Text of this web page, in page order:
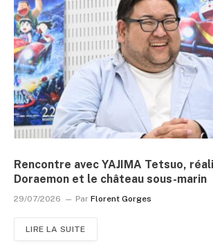
Rencontre avec YAJIMA Tetsuo,
Doraemon et le château sous-marin
29/07/2026 Par Florent Gorges
LIRE LA SUITE